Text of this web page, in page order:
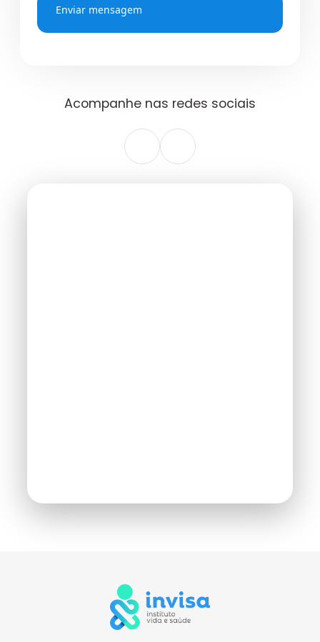
Enviar mensagem
Acompanhe nas redes sociais